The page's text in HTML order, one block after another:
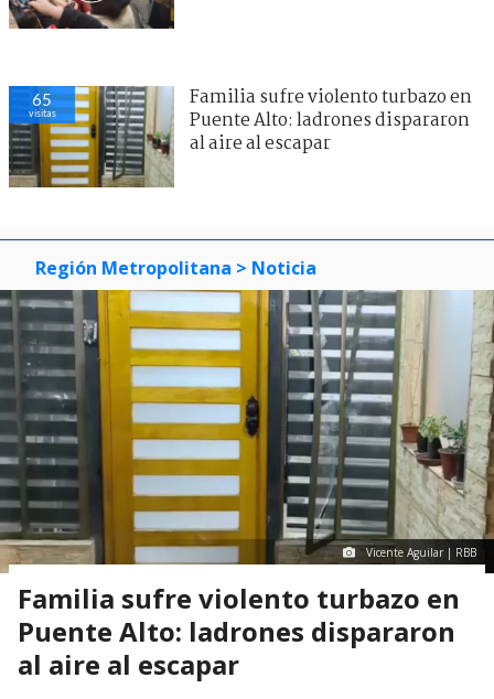
65
visitas
Familia sufre violento turbazo en
Puente Alto: ladrones dispararon
al aire al escapar
Región Metropolitana > Noticia
Vicente Aguilar | RBB
Familia sufre violento turbazo en
Puente Alto: ladrones dispararon
al aire al escapar